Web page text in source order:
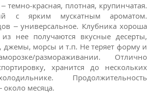
темно-красная, плотная, крупинчатая.
с ярким мускатным ароматом.
– универсальное. Клубника хороша
нее получаются вкусные десерты,
джемы, морсы и т.п. Не теряет форму и
размораживании. Отлично
хранится до нескольких
Продолжительность
месяца.